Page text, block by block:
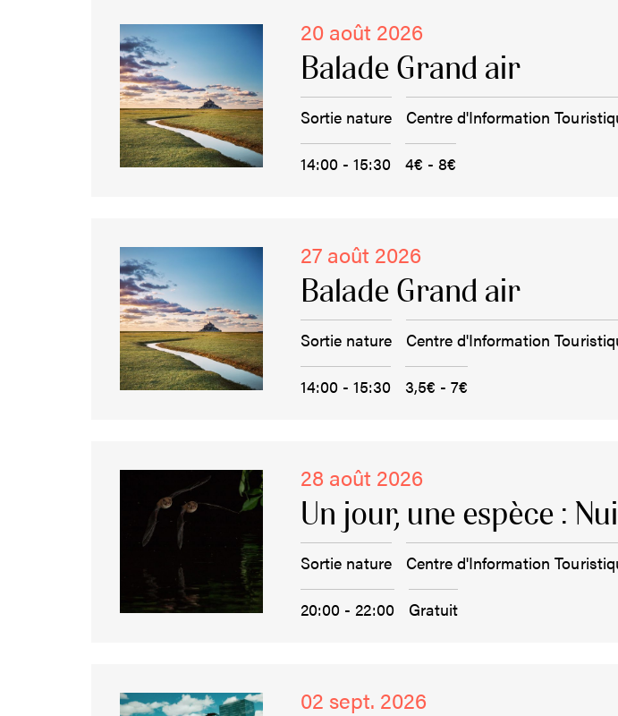
20 août 2026
Balade Grand air
Sortie nature Centre d'Information
14:00 - 15:30 4€ - 8€
27 août 2026
Balade Grand air
Sortie nature Centre d'Information
14:00 - 15:30 3,5€ - 7€
28 août 2026
Un jour, une espèce :
Sortie nature Centre d'Information
20:00 - 22:00 Gratuit
02 sept. 2026